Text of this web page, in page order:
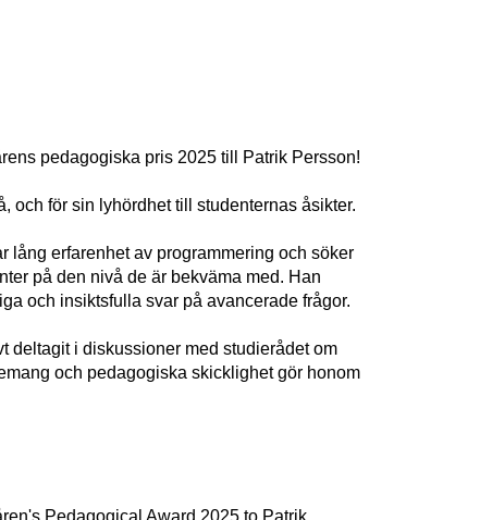
pedagogiska pris 2025 till Patrik Persson!
och för sin lyhördhet till studenternas åsikter.
lång erfarenhet av programmering och söker
på den nivå de är bekväma med. Han
och insiktsfulla svar på avancerade frågor.
deltagit i diskussioner med studierådet om
och pedagogiska skicklighet gör honom
Pedagogical Award 2025 to Patrik